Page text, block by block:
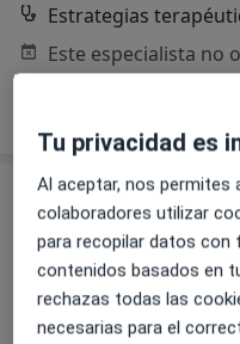
Tu privacidad es
Al aceptar, nos
colaboradores utilizar
para recopilar datos
contenidos basados en
rechazas todas las
necesarias para el